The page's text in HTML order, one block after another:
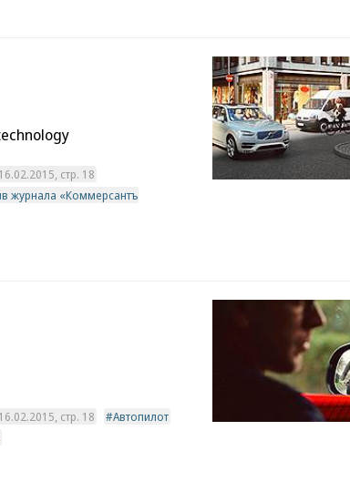
стр. 18
журнала «Коммерсантъ
стр. 18
Автопилот